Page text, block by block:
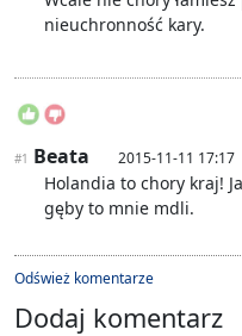
nieuchronność kary.
#1 Beata 2015-11-11 17:17
Holandia to chory kraj!
gęby to mnie mdli.
Odśwież komentarze
Dodaj komentarz